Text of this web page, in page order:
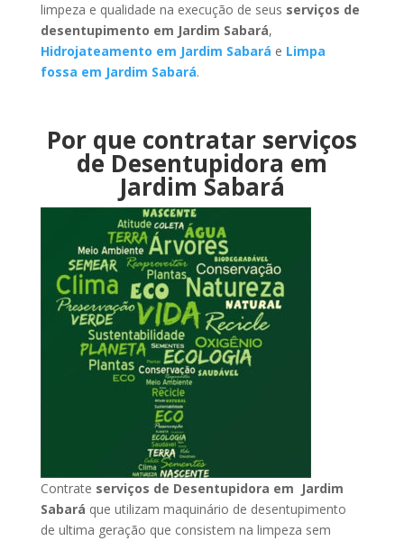
limpeza e qualidade na execução de seus serviços de
desentupimento em Jardim Sabará,
Hidrojateamento em Jardim Sabará e Limpa
fossa em Jardim Sabará.
Por que contratar serviços
de Desentupidora em
Jardim Sabará
Contrate serviços de Desentupidora em Jardim
Sabará que utilizam maquinário de desentupimento
de ultima geração que consistem na limpeza sem